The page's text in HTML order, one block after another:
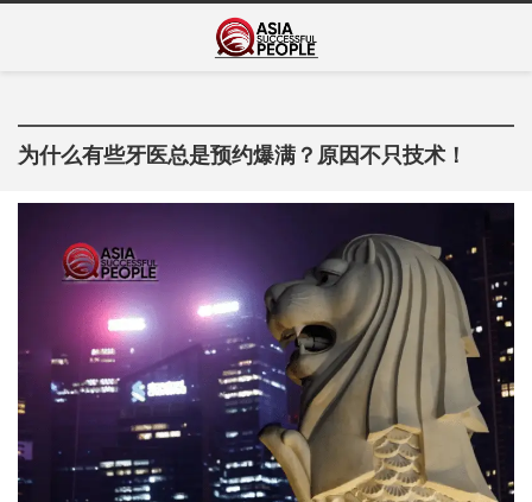
Asia Successful
People
为什么有些牙医总是预约爆满？原因不只技术！